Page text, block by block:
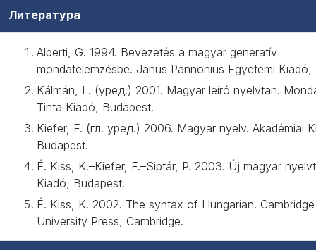
Литература
Alberti, G. 1994. Bevezetés a magyar generatív
mondatelemzésbe. Janus Pannonius Egyetemi Kiadó,
Kálmán, L. (уред.) 2001. Magyar leíró nyelvtan.
Tinta Kiadó, Budapest.
Kiefer, F. (гл. уред.) 2006. Magyar nyelv. Akadémiai
Budapest.
É. Kiss, K.–Kiefer, F.–Siptár, P. 2003. Új magyar
Kiadó, Budapest.
É. Kiss, K. 2002. The syntax of Hungarian. Cambridge
University Press, Cambridge.